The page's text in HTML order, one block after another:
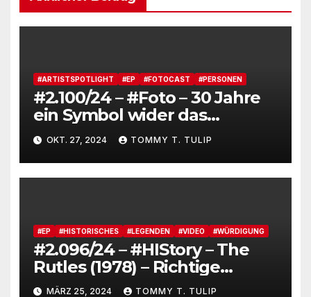
#ARTISTSPOTLIGHT #EP #FOTOCAST #PERSONEN
#2.100/24 – #Foto – 30 Jahre
ein Symbol wider das
Vergessen, Musik war mal
gut – OK, Boomer!
OKT. 27, 2024 TOMMY T. TULIP
#EP #HISTORISCHES #LEGENDEN #VIDEO #WÜRDIGUNG
#2.096/24 – #HIStory – The
Rutles (1978) – Richtige
Geschichtsschreibung
MÄRZ 25, 2024 TOMMY T. TULIP